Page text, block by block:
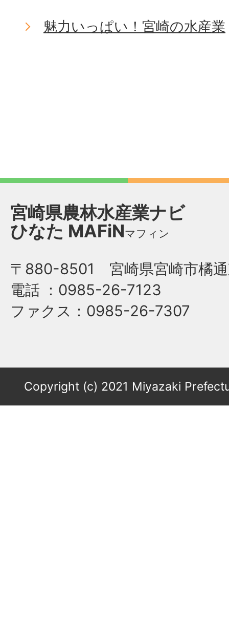
魅力いっぱい！宮崎の水産業
宮崎県農林水産業ナビ
ひなた MAFiNマフィン
〒880-8501 宮崎県宮崎市橘通
電話 ：0985-26-7123
ファクス ：0985-26-7307
Copyright (c) 2021 Miyazaki